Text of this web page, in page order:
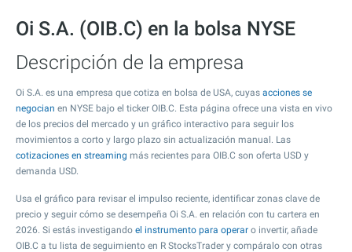
Oi S.A. (OIB.C) en la bolsa NYSE
Descripción de la empresa
Oi S.A. es una empresa que cotiza en bolsa de USA, cuyas acciones se
negocian en NYSE bajo el ticker OIB.C. Esta página ofrece una vista en vivo
de los precios del mercado y un gráfico interactivo para seguir los
movimientos a corto y largo plazo sin actualización manual. Las
cotizaciones en streaming más recientes para OIB.C son oferta USD y
demanda USD.
Usa el gráfico para revisar el impulso reciente, identificar zonas clave de
precio y seguir cómo se desempeña Oi S.A. en relación con tu cartera en
2026. Si estás investigando el instrumento para operar o invertir, añade
OIB.C a tu lista de seguimiento en R StocksTrader y compáralo con otras